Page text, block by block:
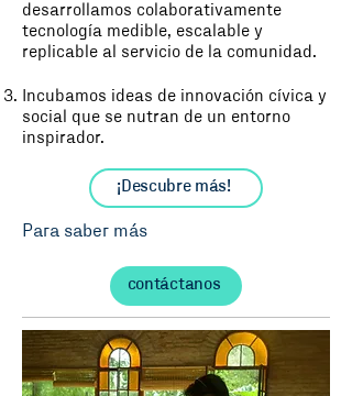
desarrollamos colaborativamente
tecnología medible, escalable y
replicable al servicio de la comunidad.
Incubamos ideas de innovación cívica y
social que se nutran de un entorno
inspirador.
¡Descubre más!
Para saber más
contáctanos